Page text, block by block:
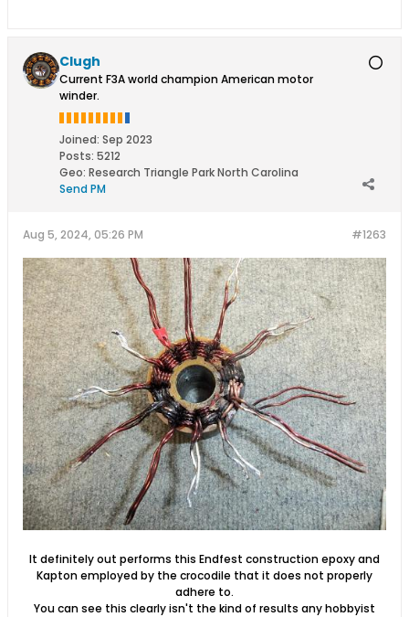
Clugh
Current F3A world champion American motor
winder.
Joined: Sep 2023
Posts: 5212
Geo: Research Triangle Park North Carolina
Send PM
#1263
Aug 5, 2024, 05:26 PM
It definitely out performs this Endfest construction epoxy and
Kapton employed by the crocodile that it does not properly
adhere to.
You can see this clearly isn't the kind of results any hobbyist